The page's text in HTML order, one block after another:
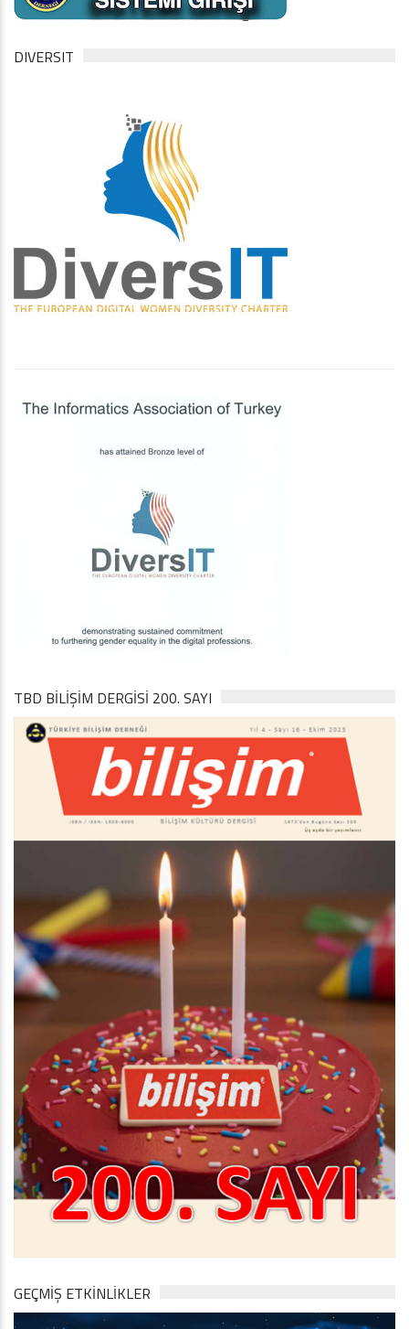
DIVERSIT
TBD BILIŞIM DERGISI 200. SAYI
GEÇMİŞ ETKİNLİKLER